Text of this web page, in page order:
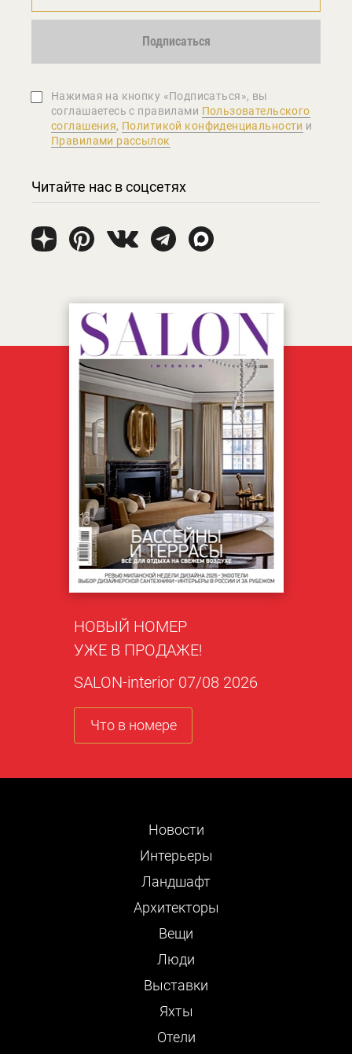
Подписаться
Нажимая на кнопку «Подписаться», вы
соглашаетеcь с правилами Пользовательского
соглашения, Политикой конфиденциальности и
Правилами рассылок
Читайте нас в соцсетях
НОВЫЙ НОМЕР
УЖЕ В ПРОДАЖЕ!
SALON-interior 07/08 2026
Что в номере
Новости
Интерьеры
Ландшафт
Архитекторы
Вещи
Люди
Выставки
Яхты
Отели